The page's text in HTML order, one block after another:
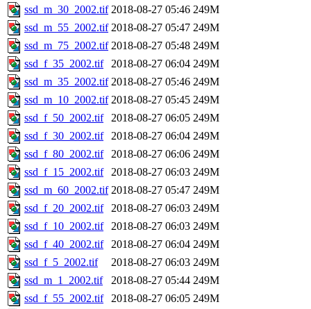
ssd_m_30_2002.tif 2018-08-27 05:46 249M
ssd_m_55_2002.tif 2018-08-27 05:47 249M
ssd_m_75_2002.tif 2018-08-27 05:48 249M
ssd_f_35_2002.tif
2018-08-27 06:04 249M
ssd_m_35_2002.tif 2018-08-27 05:46 249M
ssd_m_10_2002.tif 2018-08-27 05:45 249M
ssd_f_50_2002.tif
2018-08-27 06:05 249M
ssd_f_30_2002.tif
2018-08-27 06:04 249M
ssd_f_80_2002.tif
2018-08-27 06:06 249M
ssd_f_15_2002.tif
2018-08-27 06:03 249M
ssd_m_60_2002.tif 2018-08-27 05:47 249M
ssd_f_20_2002.tif
2018-08-27 06:03 249M
ssd_f_10_2002.tif
2018-08-27 06:03 249M
ssd_f_40_2002.tif
2018-08-27 06:04 249M
ssd_f_5_2002.tif
2018-08-27 06:03 249M
ssd_m_1_2002.tif
2018-08-27 05:44 249M
ssd_f_55_2002.tif
2018-08-27 06:05 249M